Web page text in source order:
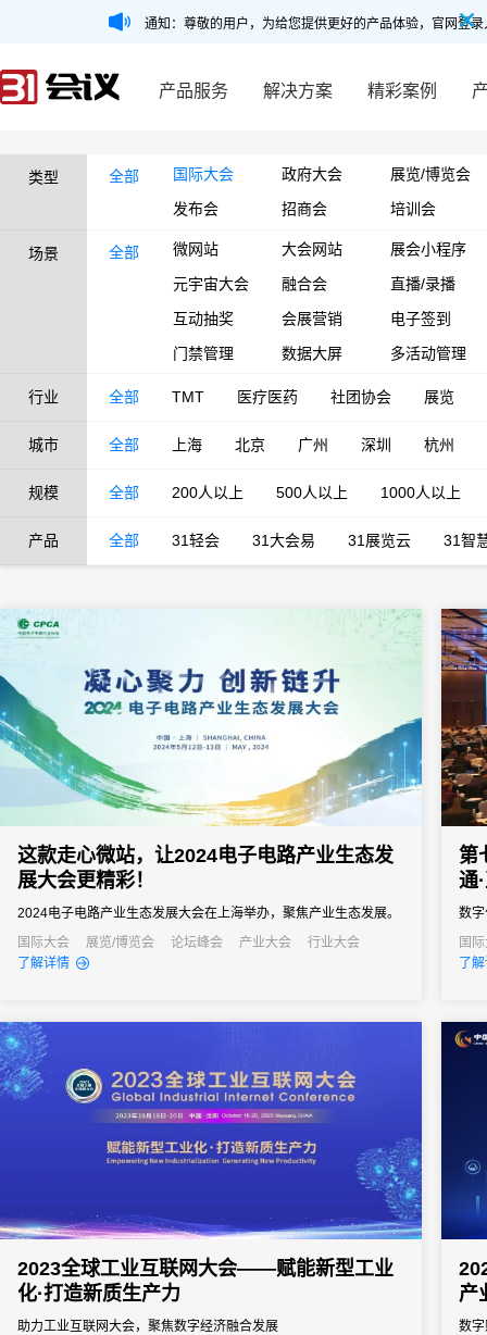
通知：尊敬的用户，为给您提供更好的产品体验，官网登
产品服务 解决方案 精彩案例
类型 全部 国际大会 政府大会
展览/博览会
发布会
招商会 培训会
场景 全部 微网站 大会网站
展会小程序
元宇宙大会
融合会
直播/录播
互动抽奖
会展营销
电子签到
门禁管理
数据大屏 多活动管理
行业 全部 TMT 医疗医药 社团协会 展览
城市 全部 上海 北京 广州 深圳 杭州
规模 全部 200人以上 500人以上 1000人以上
产品 全部 31轻会 31大会易 31展览云 31智
这款走心微站，让2024电子电路产业生态发
展大会更精彩！
2024电子电路产业生态发展大会在上海举办，聚焦产业生态发展。
31会议作为官方数字化合作伙伴，提供微站建设、注册报名、电子
签到等技术支持，优化参会者体验，助力大会高效有序进行。大会
国际大会 展览/博览会 论坛峰会 产业大会
行业大会
了解详情
第
通
数
国
了
2023全球工业互联网大会——赋能新型工业
化·打造新质生产力
助力工业互联网大会，聚焦数字经济融合发展
产
数